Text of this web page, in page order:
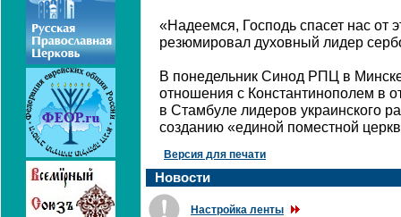
«Надеемся, Господь спасет нас от
резюмировал духовный лидер
В понедельник Синод РПЦ в
отношения с Константинополем в
в Стамбуле лидеров украинского
созданию «единой поместной
Версия для печати
Новости
Настройка ленты